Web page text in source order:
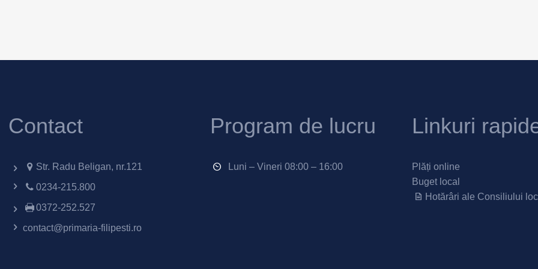
Contact
Str. Radu Beligan, nr.121
0234-215.800
0372-252.527
contact@primaria-filipesti.ro
Program de lucru
Luni – Vineri 08:00 – 16:00
Linkuri
Plăți online
Buget local
Hotărâri ale Consiliului